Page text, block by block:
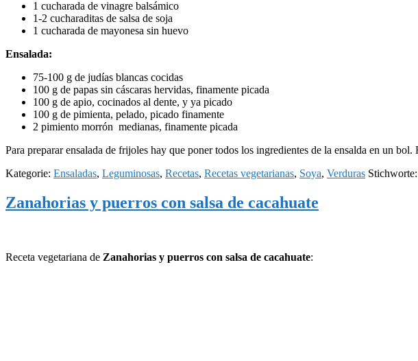
1 cucharada de vinagre balsámico
1-2 cucharaditas de salsa de soja
1 cucharada de mayonesa sin huevo
Ensalada:
75-100 g de judías blancas cocidas
100 g de papas sin cáscaras hervidas, finamente picada
100 g de apio, cocinados al dente, y ya picado
100 g de pimienta, pelado, picado finamente
2 pimiento morrón medianas, finamente picada
Para preparar ensalada de frijoles hay que poner todos los ingredientes de la ensalda en un
Kategorie: Ensaladas, Leguminosas, Recetas, Recetas vegetarianas, Soya, Verduras Stichworte:
Zanahorias y puerros con salsa de cacahuate
Receta vegetariana de Zanahorias y puerros con salsa de cacahuate: